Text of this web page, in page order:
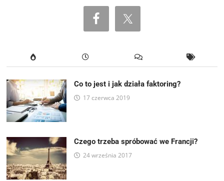
Co to jest i jak działa faktoring?
17 czerwca 2019
Czego trzeba spróbować we Francji?
24 września 2017